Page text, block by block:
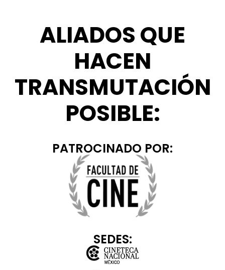
ALIADOS QUE
HACEN
TRANSMUTACIÓN
POSIBLE:
PATROCINADO POR:
SEDES: